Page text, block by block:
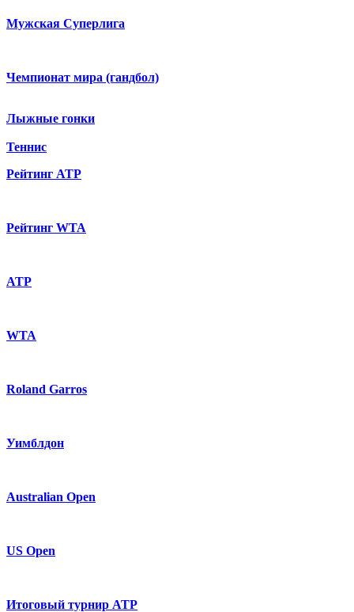
Мужская Суперлига
Чемпионат мира (гандбол)
Лыжные гонки
Теннис
Рейтинг ATP
Рейтинг WTA
ATP
WTA
Roland Garros
Уимблдон
Australian Open
US Open
Итоговый турнир ATP